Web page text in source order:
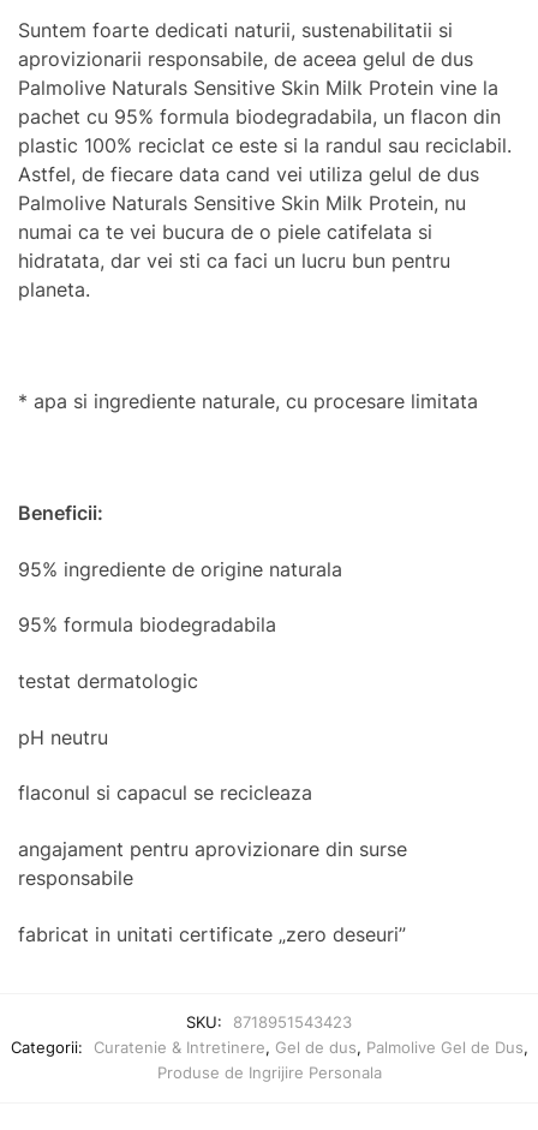
Suntem foarte dedicati naturii, sustenabilitatii si
aprovizionarii responsabile, de aceea gelul de dus
Palmolive Naturals Sensitive Skin Milk Protein vine la
pachet cu 95% formula biodegradabila, un flacon din
plastic 100% reciclat ce este si la randul sau reciclabil.
Astfel, de fiecare data cand vei utiliza gelul de dus
Palmolive Naturals Sensitive Skin Milk Protein, nu
numai ca te vei bucura de o piele catifelata si
hidratata, dar vei sti ca faci un lucru bun pentru
planeta.
* apa si ingrediente naturale, cu procesare limitata
Beneficii:
95% ingrediente de origine naturala
95% formula biodegradabila
testat dermatologic
pH neutru
flaconul si capacul se recicleaza
angajament pentru aprovizionare din surse
responsabile
fabricat in unitati certificate „zero deseuri”
SKU:
8718951543423
Categorii:
Curatenie & Intretinere, Gel de dus, Palmolive Gel de Dus,
Produse de Ingrijire Personala